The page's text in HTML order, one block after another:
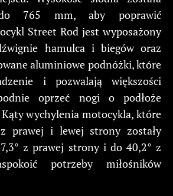
do 765 mm, aby poprawić
Street Rod jest wyposażony
hamulca i biegów oraz
aluminiowe podnóżki, które
i pozwalają większości
oprzeć nogi o podłoże
wychylenia motocykla, które
prawej i lewej strony zostały
z prawej strony i do 40,2° z
potrzeby miłośników